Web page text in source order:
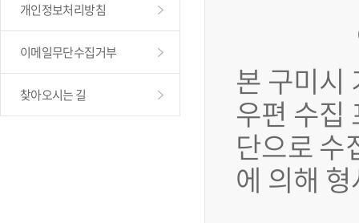
개인정보처리방침
이메일무단수집거부
찾아오시는 길 본 구미시
우편 수집
단으로 수
에 의해